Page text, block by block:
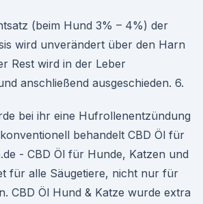
(beim Hund 3% – 4%) der
wird unverändert über den Harn
Rest wird in der Leber
anschließend ausgeschieden. 6.
bei ihr eine Hufrollenentzündung
behandelt CBD Öl für
- CBD Öl für Hunde, Katzen und
für alle Säugetiere, nicht nur für
CBD Öl Hund & Katze wurde extra